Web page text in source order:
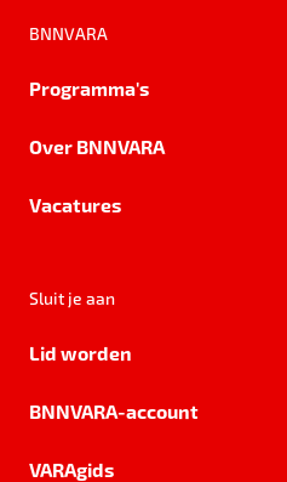
BNNVARA
Programma's
Over BNNVARA
Vacatures
Sluit je aan
Lid worden
BNNVARA-account
VARAgids